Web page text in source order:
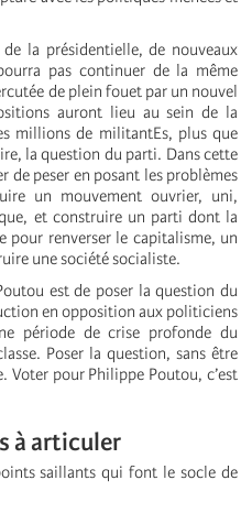
la présidentielle, de nouveaux
pas continuer de la même
de plein fouet par un nouvel
auront lieu au sein de la
millions de militantEs, plus que
la question du parti. Dans cette
de peser en posant les problèmes
un mouvement ouvrier, uni,
et construire un parti dont la
pour renverser le capitalisme, un
une société socialiste.
est de poser la question du
en opposition aux politiciens
période de crise profonde du
Poser la question, sans être
Voter pour Philippe Poutou, c’est
à articuler
saillants qui font le socle de